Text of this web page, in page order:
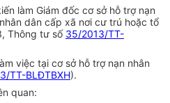
làm Giám đốc cơ sở hỗ trợ nạn
nhân dân cấp xã nơi cư trú hoặc tổ
Thông tư số 35/2013/TT-
việc tại cơ sở hỗ trợ nạn nhân
TT-BLĐTBXH).
quan: